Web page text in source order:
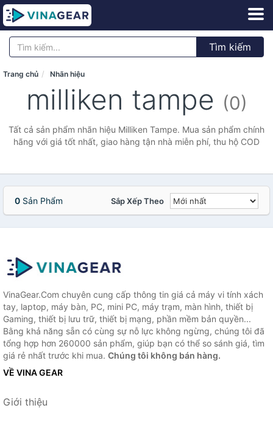
Tìm kiếm
Trang chủ Nhãn hiệu
milliken tampe (0)
Tất cả sản phẩm nhãn hiệu Milliken Tampe. Mua sản phẩm chính
hãng với giá tốt nhất, giao hàng tận nhà miễn phí, thu hộ COD
0 Sản Phẩm Sắp Xếp Theo
VinaGear.Com chuyên cung cấp thông tin giá cả máy vi tính xách
tay, laptop, máy bàn, PC, mini PC, máy trạm, màn hình, thiết bị
Gaming, thiết bị lưu trữ, thiết bị mạng, phần mềm bản quyền...
Bằng khả năng sẵn có cùng sự nỗ lực không ngừng, chúng tôi đã
tổng hợp hơn 260000 sản phẩm, giúp bạn có thể so sánh giá, tìm
giá rẻ nhất trước khi mua. Chúng tôi không bán hàng.
VỀ VINA GEAR
Giới thiệu